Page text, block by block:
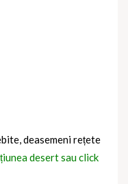
deasemeni rețete
desert sau click